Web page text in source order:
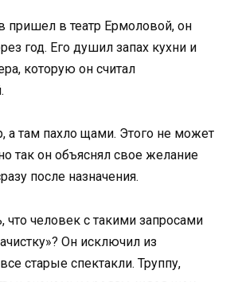
пришел в театр Ермоловой, он
год. Его душил запах кухни и
которую он считал
а там пахло щами. Этого не может
так он объяснял свое желание
после назначения.
что человек с такими запросами
Он исключил из
старые спектакли. Труппу,